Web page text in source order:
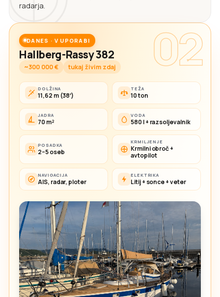
radarja.
02
DANES · V UPORABI
Hallberg-Rassy 382
~300 000 € tukaj živim zdaj
DOLŽINA
11,62 m (38′)
TEŽA
10 ton
JADRA
70 m²
VODA
580 l + razsoljevalnik
POSADKA
2–5 oseb
KRMILJENJE
Krmilni obroč +
avtopilot
NAVIGACIJA
AIS, radar, ploter
ELEKTRIKA
Litij + sonce + veter